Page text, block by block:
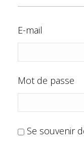
E-mail
Mot de passe
Se souvenir